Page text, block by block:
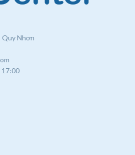
Quy Nhơn
17:00